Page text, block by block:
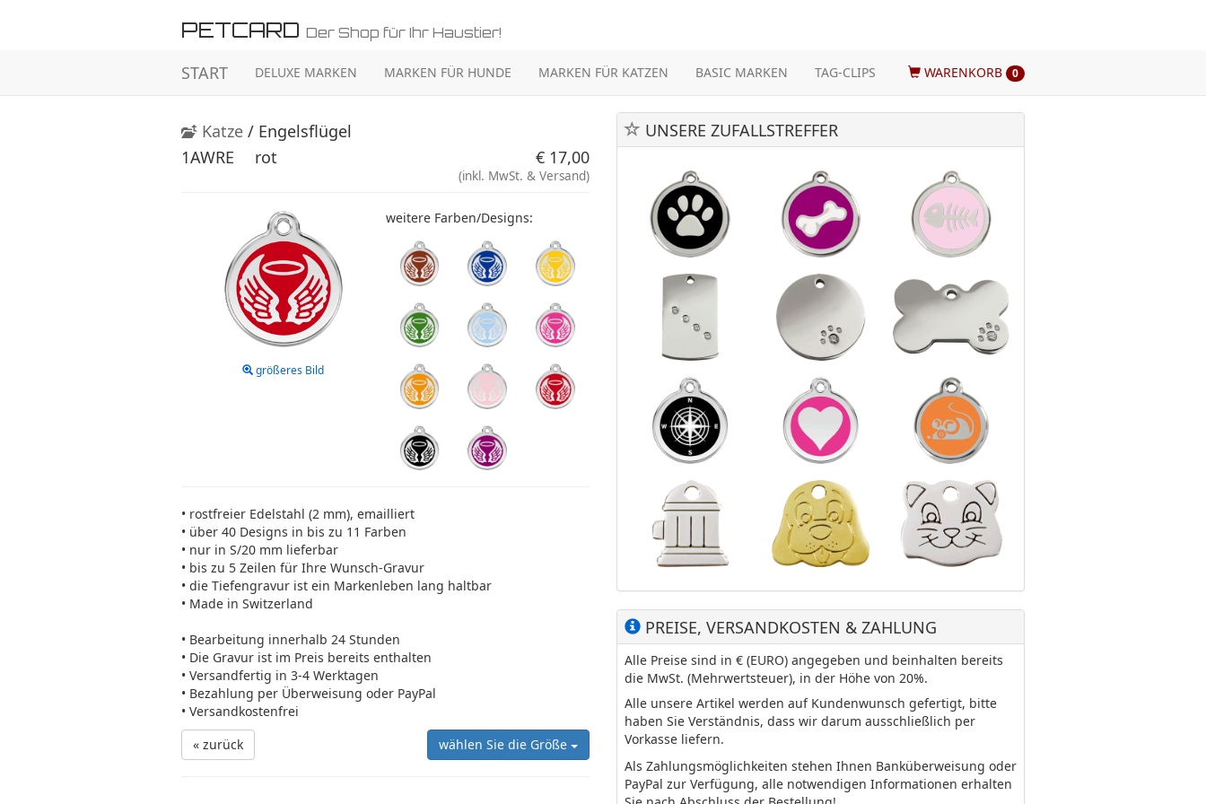
PETCARD Der Shop für Ihr Haustier!
START DELUXE MARKEN MARKEN FÜR HUNDE MARKEN FÜR KATZEN BASIC MARKEN TAG-CLIPS WARENKORB 0
Katze / Engelsflügel
1AWRE
rot € 17,00
(inkl. MwSt. & Versand)
größeres Bild
weitere Farben/Designs:
• rostfreier Edelstahl (2 mm), emailliert
• über 40 Designs in bis zu 11 Farben
• nur in S/20 mm lieferbar
• bis zu 5 Zeilen für Ihre Wunsch-Gravur
• die Tiefengravur ist ein Markenleben lang haltbar
• Made in Switzerland
• Bearbeitung innerhalb 24 Stunden
• Die Gravur ist im Preis bereits enthalten
• Versandfertig in 3-4 Werktagen
• Bezahlung per Überweisung oder PayPal
• Versandkostenfrei
« zurück
wählen Sie die Größe
UNSERE ZUFALLSTREFFER
PREISE, VERSANDKOSTEN & ZAHLUNG
Alle Preise sind in € (EURO) angegeben und beinhalten bereits
die MwSt. (Mehrwertsteuer), in der Höhe von 20%.
Alle unsere Artikel werden auf Kundenwunsch gefertigt, bitte
haben Sie Verständnis, dass wir darum ausschließlich per
Vorkasse liefern.
Als Zahlungsmöglichkeiten stehen Ihnen Banküberweisung oder
PayPal zur Verfügung, alle notwendigen Informationen erhalten